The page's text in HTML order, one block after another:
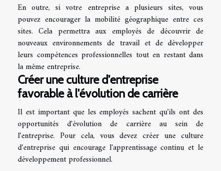
En outre, si votre entreprise a plusieurs sites, vous
pouvez encourager la mobilité géographique entre ces
sites. Cela permettra aux employés de découvrir de
nouveaux environnements de travail et de développer
leurs compétences professionnelles tout en restant dans
la même entreprise.
Créer une culture d'entreprise
favorable à l'évolution de carrière
Il est important que les employés sachent qu'ils ont des
opportunités d'évolution de carrière au sein de
l'entreprise. Pour cela, vous devez créer une culture
d'entreprise qui encourage l'apprentissage continu et le
développement professionnel.